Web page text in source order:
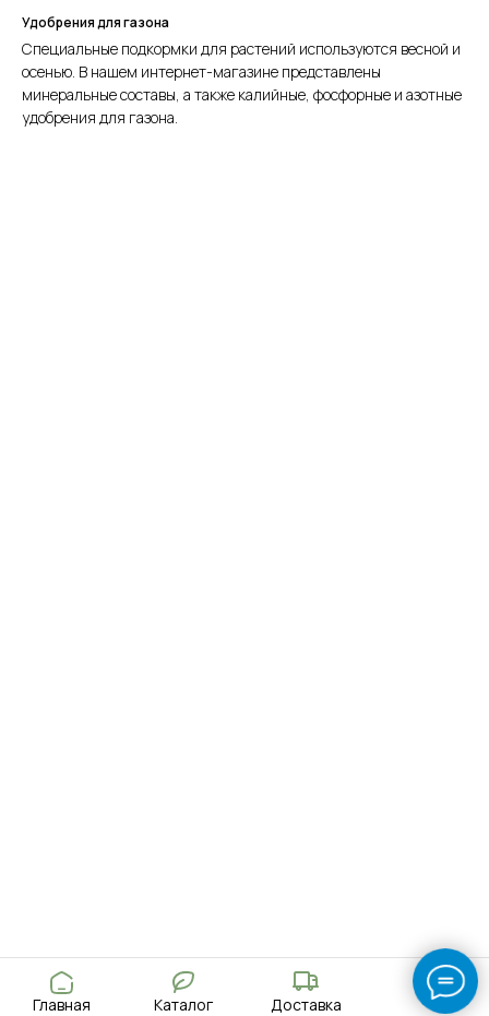
Удобрения для газона
Специальные подкормки для растений используются весной и
осенью. В нашем интернет-магазине представлены
минеральные составы, а также калийные, фосфорные и азотные
удобрения для газона.
Главная Каталог Доставка